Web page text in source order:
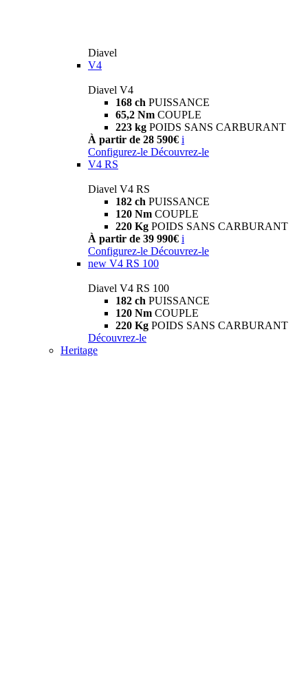
Diavel
V4
Diavel V4
168 ch PUISSANCE
65,2 Nm COUPLE
223 kg POIDS SANS CARBURANT
À partir de 28 590€ i
Configurez-le Découvrez-le
V4 RS
Diavel V4 RS
182 ch PUISSANCE
120 Nm COUPLE
220 Kg POIDS SANS CARBURANT
À partir de 39 990€ i
Configurez-le Découvrez-le
new V4 RS 100
Diavel V4 RS 100
182 ch PUISSANCE
120 Nm COUPLE
220 Kg POIDS SANS CARBURANT
Découvrez-le
Heritage